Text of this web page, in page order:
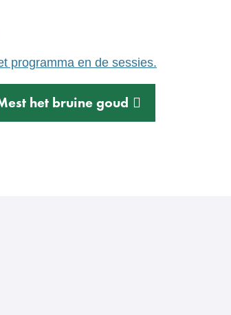
programma en de sessies.
het bruine goud (verwijst
naar